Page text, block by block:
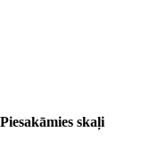
skaļi